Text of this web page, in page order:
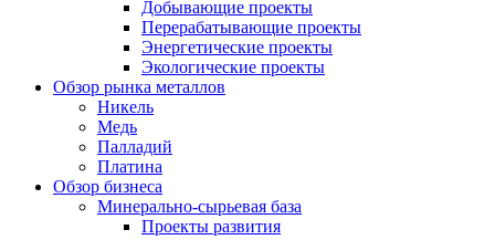
Добывающие проекты
Перерабатывающие проекты
Энергетические проекты
Экологические проекты
Обзор рынка металлов
Никель
Медь
Палладий
Платина
Обзор бизнеса
Минерально-сырьевая база
Проекты развития